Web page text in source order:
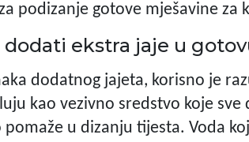
podizanje gotove mješavine za
ekstra jaje u
dodatnog jajeta, korisno je
kao vezivno sredstvo koje
u dizanju tijesta. Voda